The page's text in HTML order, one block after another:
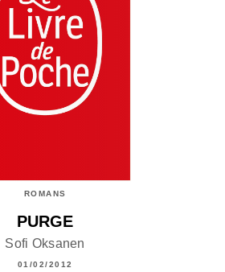
ROMANS
PURGE
Sofi Oksanen
01/02/2012